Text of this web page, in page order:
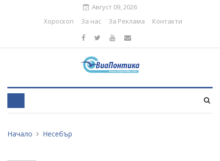
Август 09, 2026
Хороскоп
За нас За Реклама Контакти
Начало Несебър